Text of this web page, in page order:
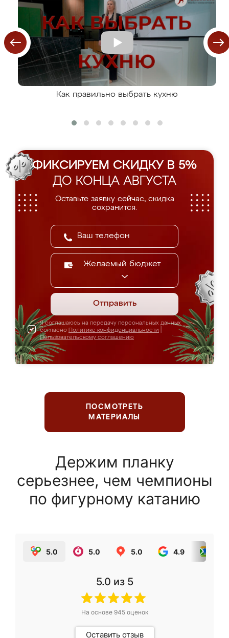
Как правильно выбрать кухню
ФИКСИРУЕМ СКИДКУ В 5%
ДО КОНЦА АВГУСТА
Оставьте заявку сейчас, скидка
сохранится.
Желаемый бюджет
Отправить
Я соглашаюсь на передачу персональных данных
согласно Политике конфиденциальности
Пользовательскому соглашению
ПОСМОТРЕТЬ
МАТЕРИАЛЫ
Держим планку
серьезнее, чем чемпионы
по фигурному катанию
5.0 5.0 5.0 4.9
5.0 из 5
На основе 945оценок
Оставить отзыв